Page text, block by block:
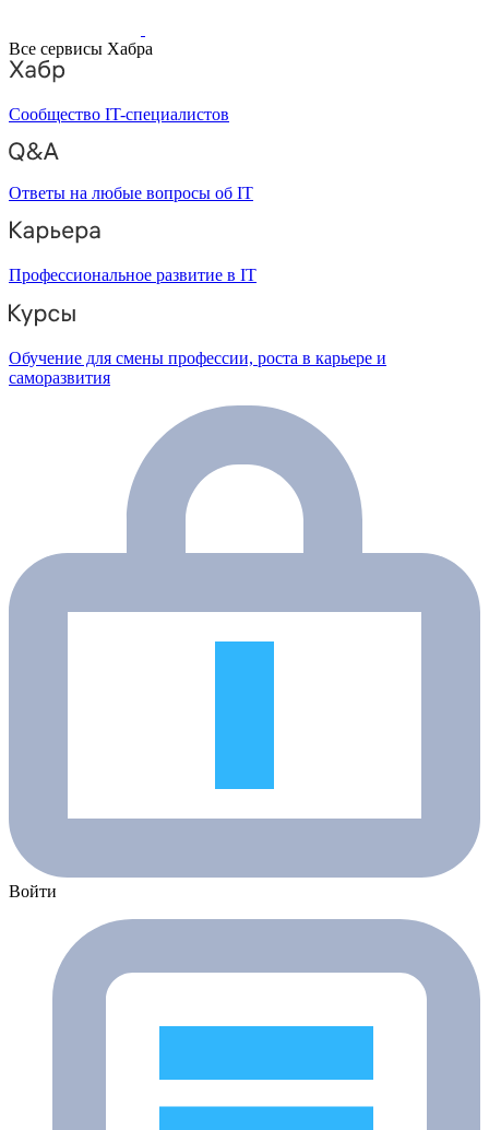
Все сервисы Хабра
Сообщество IT-специалистов
Ответы на любые вопросы об IT
Профессиональное развитие в IT
Обучение для смены профессии, роста в карьере и
саморазвития
Войти